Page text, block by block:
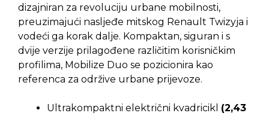
dizajniran za revoluciju urbane mobilnosti,
preuzimajući nasljeđe mitskog Renault Twizyja i
vodeći ga korak dalje. Kompaktan, siguran i s
dvije verzije prilagođene različitim korisničkim
profilima, Mobilize Duo se pozicionira kao
referenca za održive urbane prijevoze.
Ultrakompaktni električni kvadricikl (2,43